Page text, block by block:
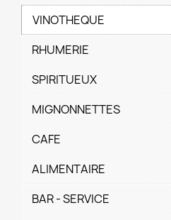
VINOTHEQUE
RHUMERIE
SPIRITUEUX
MIGNONNETTES
CAFE
ALIMENTAIRE
BAR - SERVICE